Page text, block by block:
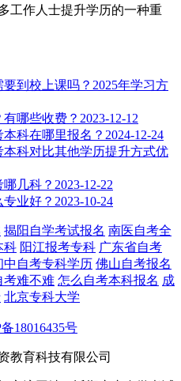
工作人士提升学历的一种重
要到校上课吗？2025年学习方
哪些收费？ 2023-12-12
本科在哪里报名？ 2024-12-24
本科对比其他学历提升方式优
几科？ 2023-12-22
业好？ 2023-10-24
揭阳自学考试报名 南医自考全
科 阳江报考专科 广东省自考
中自考专科学历 佛山自考报名
考难不难 怎么自考本科报名 成
北京专科大学
18016435号
教育科技有限公司